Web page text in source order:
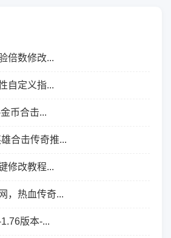
倍数修改...
自定义指...
币合击...
合击传奇推...
修改教程...
，热血传奇...
版本-...